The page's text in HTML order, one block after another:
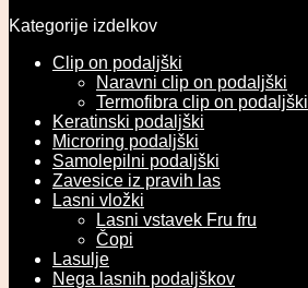
Kategorije izdelkov
Clip on podaljški
Naravni clip on podaljški
Termofibra clip on podaljški
Keratinski podaljški
Microring podaljški
Samolepilni podaljški
Zavesice iz pravih las
Lasni vložki
Lasni vstavek Fru fru
Čopi
Lasulje
Nega lasnih podaljškov